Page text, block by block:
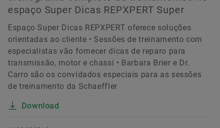
espaço Super Dicas REPXPERT Super
Espaço Super Dicas REPXPERT oferece soluções
orientadas ao cliente • Sessões de treinamento com
especialistas vão fornecer dicas de reparo para
transmissão, motor e chassi • Barbara Brier e Dr.
Carro são os convidados especiais para as sessões
de treinamento da Schaeffler
Download